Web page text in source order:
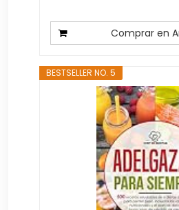
Comprar en
BESTSELLER NO. 5